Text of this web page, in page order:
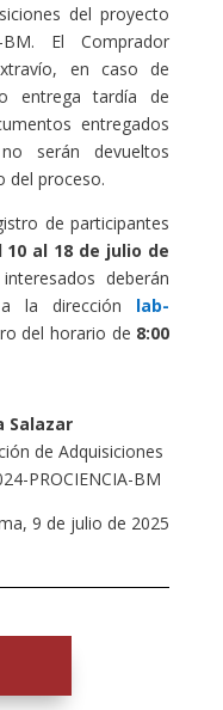
del proyecto
BM. El Comprador
en caso de
entrega tardía de
entregados
serán devueltos
del proceso.
de participantes
10 al 18 de julio de
deberán
la dirección lab-
del horario de 8:00
Salazar
de Adquisiciones
PROCIENCIA-BM
9 de julio de 2025